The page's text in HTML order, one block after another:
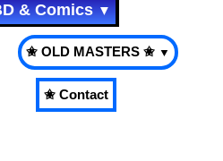
& Comics▼
✬ OLD MASTERS ✬ ▼
✬ Contact